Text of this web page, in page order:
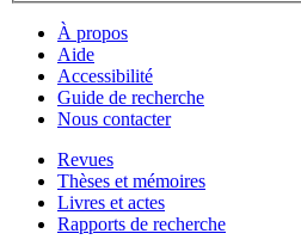
À propos
Aide
Accessibilité
Guide de recherche
Nous contacter
Revues
Thèses et mémoires
Livres et actes
Rapports de recherche